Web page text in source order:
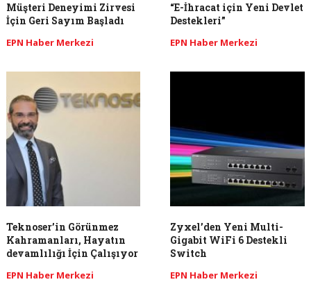
Müşteri Deneyimi Zirvesi
İçin Geri Sayım Başladı
EPN Haber Merkezi
“E-İhracat için Yeni Devlet
Destekleri”
EPN Haber Merkezi
Teknoser’in Görünmez
Kahramanları, Hayatın
devamlılığı İçin Çalışıyor
EPN Haber Merkezi
Zyxel’den Yeni Multi-
Gigabit WiFi 6 Destekli
Switch
EPN Haber Merkezi